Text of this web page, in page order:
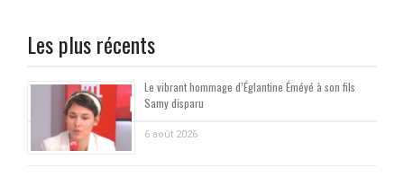
Les plus récents
Le vibrant hommage d’Églantine Éméyé à son fils
Samy disparu
6 août 2026